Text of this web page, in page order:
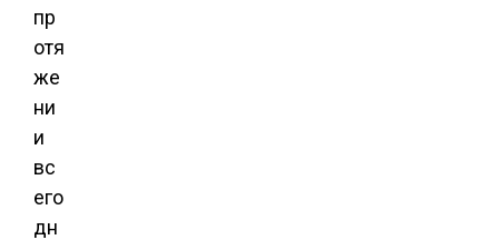
пр
отя
же
ни
и
вс
его
дн